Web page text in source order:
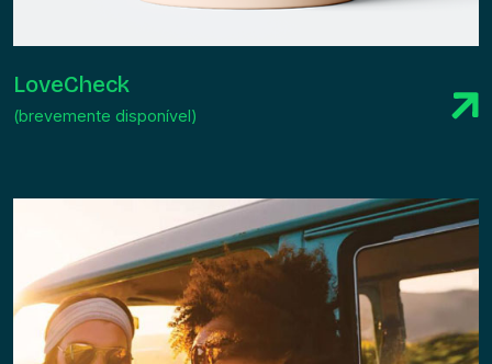
LoveCheck
(brevemente disponível)